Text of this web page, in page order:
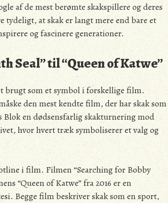
af de mest berømte skakspillere og deres
at skak er langt mere end bare et
og fascinere generationer.
Seal” til “Queen of Katwe”
brugt som et symbol i forskellige film.
den mest kendte film, der har skak som
en dødsensfarlig skakturnering mod
hvor hvert træk symboliserer et valg og
i film. Filmen “Searching for Bobby
“Queen of Katwe” fra 2016 er en
Begge film beskriver skak som en sport,